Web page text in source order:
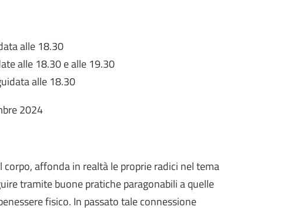
alle 18.30
alle 18.30 e alle 19.30
alle 18.30
2024
affonda in realtà le proprie radici nel tema
tramite buone pratiche paragonabili a quelle
fisico. In passato tale connessione